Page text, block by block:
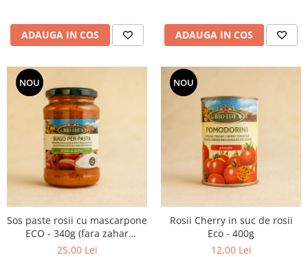
BACANIE
PRODUSE ECO / ORGANICE
PRODUSE ROMÂNEȘTI
COSMETICE
REMEDII NATURISTE
TOATE PRODUSELE
ADAUGA IN COS ADAUGA IN COS
NOU
Sos paste rosii cu mascarpone
ECO - 340g (fara zahar
adaugat)
25,00 Lei
NOU
Rosii Cherry in suc de rosii
Eco - 400g
12,00 Lei